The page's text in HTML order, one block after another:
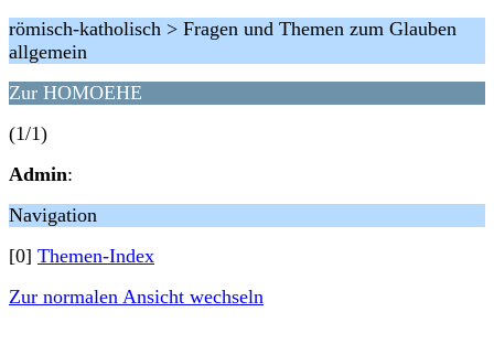
römisch-katholisch > Fragen und Themen zum Glauben
allgemein
Zur HOMOEHE
(1/1)
Admin:
Navigation
[0] Themen-Index
Zur normalen Ansicht wechseln